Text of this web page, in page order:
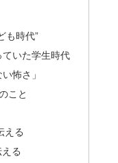
も時代”
ていた学生時代
怖さ」
こと
える
る